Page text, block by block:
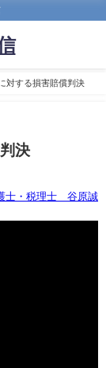
対する損害賠償判決
決
士・税理士 谷原誠